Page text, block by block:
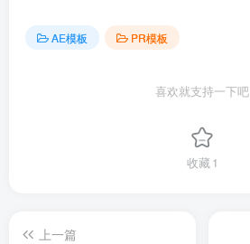
AE模板 PR模板
喜欢就支持一下吧
收藏1
上一篇